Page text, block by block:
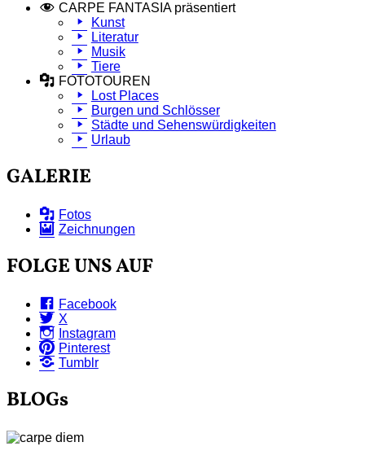
CARPE FANTASIA präsentiert
Kunst
Literatur
Musik
Tiere
FOTOTOUREN
Lost Places
Burgen und Schlösser
Städte und Sehenswürdigkeiten
Urlaub
GALERIE
Fotos
Zeichnungen
FOLGE UNS AUF
Facebook
X
Instagram
Pinterest
Tumblr
BLOGs